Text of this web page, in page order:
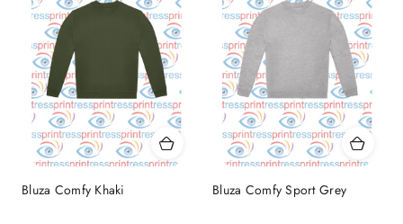
Bluza Comfy Khaki Bluza Comfy Sport Grey